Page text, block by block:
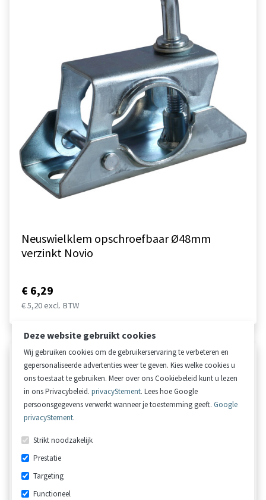
Neuswielklem opschroefbaar Ø48mm
verzinkt Novio
€ 6,29
€ 5,20 excl. BTW
Deze website gebruikt cookies
Wij gebruiken cookies om de gebruikerservaring te verbeteren en
gepersonaliseerde advertenties weer te geven. Kies welke cookies u
ons toestaat te gebruiken. Meer over ons Cookiebeleid kunt u lezen
in ons Privacybeleid. privacyStement. Lees hoe Google
persoonsgegevens verwerkt wanneer je toestemming geeft. Google
privacyStement.
Strikt noodzakelijk
Prestatie
Targeting
Functioneel